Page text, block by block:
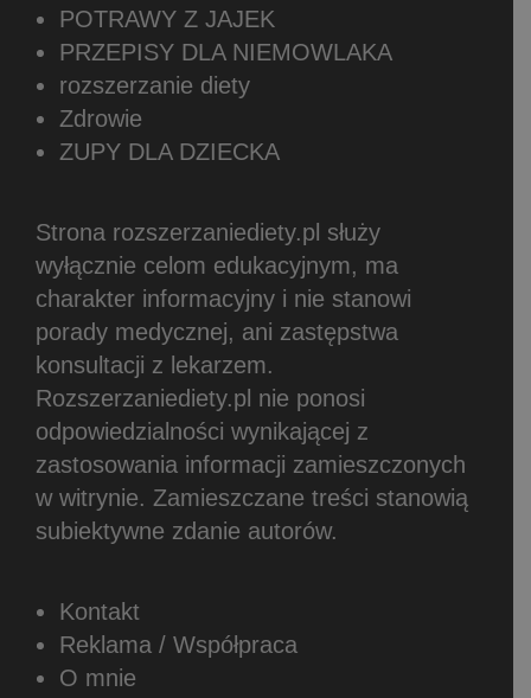
POTRAWY Z JAJEK
PRZEPISY DLA NIEMOWLAKA
rozszerzanie diety
Zdrowie
ZUPY DLA DZIECKA
Strona rozszerzaniediety.pl służy
wyłącznie celom edukacyjnym, ma
charakter informacyjny i nie stanowi
porady medycznej, ani zastępstwa
konsultacji z lekarzem.
Rozszerzaniediety.pl nie ponosi
odpowiedzialności wynikającej z
zastosowania informacji zamieszczonych
w witrynie. Zamieszczane treści stanowią
subiektywne zdanie autorów.
Kontakt
Reklama / Współpraca
O mnie